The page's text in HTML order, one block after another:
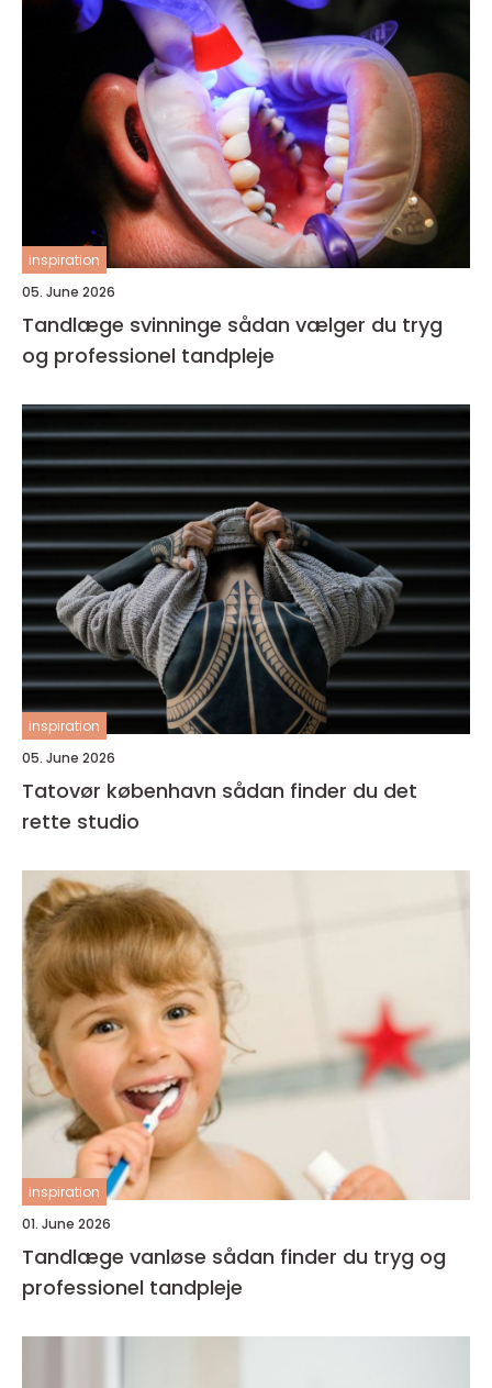
inspiration
05. June 2026
Tandlæge svinninge sådan vælger du tryg
og professionel tandpleje
inspiration
05. June 2026
Tatovør københavn sådan finder du det
rette studio
inspiration
01. June 2026
Tandlæge vanløse sådan finder du tryg og
professionel tandpleje